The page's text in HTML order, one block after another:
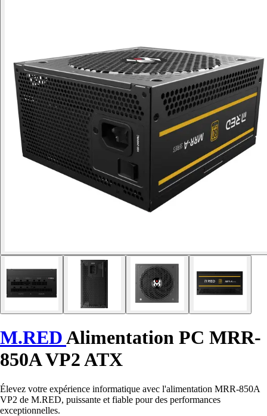
M.REDAlimentation PC MRR-
850A VP2 ATX
Élevez votre expérience informatique avec l'alimentation MRR-850A
VP2 de M.RED, puissante et fiable pour des performances
exceptionnelles.